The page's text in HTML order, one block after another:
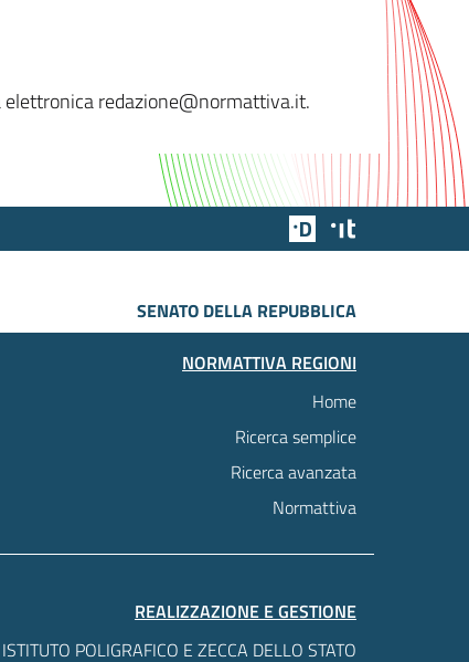
redazione@normattiva.it.
Team Digitale
SENATO DELLA REPUBBLICA
NORMATTIVA REGIONI
Home
Ricerca semplice
Ricerca avanzata
Normattiva
REALIZZAZIONE E GESTIONE
ISTITUTO POLIGRAFICO E ZECCA DELLO STATO